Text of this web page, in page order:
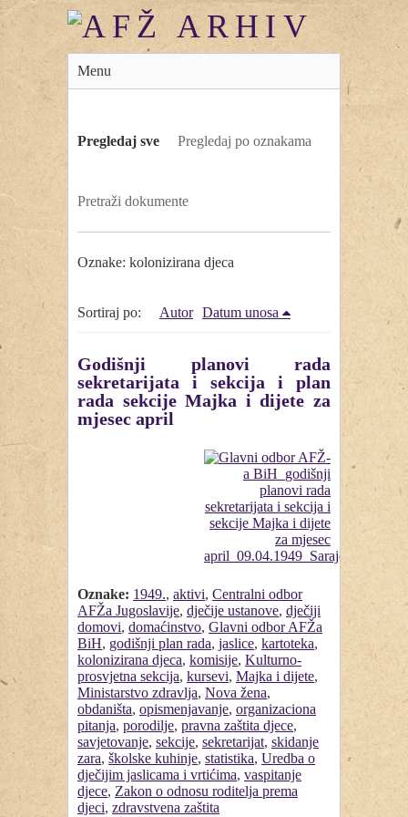
Menu
Pregledaj sve Pregledaj po oznakama
Pretraži dokumente
Oznake: kolonizirana djeca
Sortiraj po: Autor Datum unosa
Godišnji planovi rada
sekretarijata i sekcija i plan
rada sekcije Majka i dijete za
mjesec april
Oznake: 1949., aktivi, Centralni odbor
AFŽa Jugoslavije, dječije ustanove, dječiji
domovi, domaćinstvo, Glavni odbor AFŽa
BiH, godišnji plan rada, jaslice, kartoteka,
kolonizirana djeca, komisije, Kulturno-
prosvjetna sekcija, kursevi, Majka i dijete,
Ministarstvo zdravlja, Nova žena,
obdaništa, opismenjavanje, organizaciona
pitanja, porodilje, pravna zaštita djece,
savjetovanje, sekcije, sekretarijat, skidanje
zara, školske kuhinje, statistika, Uredba o
dječijim jaslicama i vrtićima, vaspitanje
djece, Zakon o odnosu roditelja prema
djeci, zdravstvena zaštita